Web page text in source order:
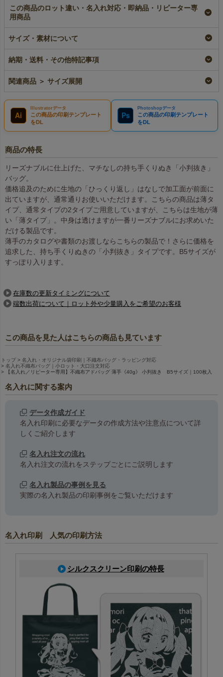
この商品のロット違い・名入れ対応・即納品・リピーター専
用商品
【名入れ大ロット】不
織布アドバッグ 薄手
（1200枚以上専用）
大ロット名入れ
¥2,200税込
不織布アドバッグ小判
¥2,200
【名入れ対応】不織布
¥2,420税込
サイズ・素材について
納期・送料・その他特記事項
関連商品 ＞ サイズ展開
Ai
Illustratorデータ
この商品の印刷テンプレート
をDL
Ps
Photoshopデータ
この商品の印刷テンプレート
をDL
商品の特長
リーズナブルに仕上げた、マチなしの持ち手くりぬき「小判抜き」
バッグ。
価格追及のために生地の「ひっくり返し」はなしで加工面が前面に
出ていますが、通常通りお使いいただけます。こちらの商品は薄タ
イプ、通常タイプの2タイプご用意していますが、こちらは生地が薄
い「薄タイプ」。中身は透けますが一番リーズナブルにお求めいた
だける製品です。
薄手のカタログや書類のお渡しならこちらの製品で！さらに価格を
追求した、持ち手くりぬきの「小判抜き」タイプです。B5サイズが
すっぽり入ります。
在庫数の更新タイミングについて
端数出荷について｜ロット外や少量購入をご希望のお客様
この商品を見た人はこちらの商品も見ています
トップ
名入れ・オリジナル袋印刷｜不織布バッグ・ラッピング対応
名入れ不織布バッグ｜小ロット・大口注文対応
【名入れ／リピーター専用】不織布アドバッグ 薄手《40g》 小判抜き B5サイズ｜100枚入
名入れに関する案内
データ作成ガイド
名入れ印刷に必要なデータの作成方法や注意点について詳
しくご紹介します
名入れ注文の流れ
名入れ注文の流れをステップごとにご説明します
名入れ製品の事例を見る
実際の名入れ製品の印刷事例をご覧いただけます
名入れ印刷 人気の印刷方法
シルクスクリーン印刷の特長